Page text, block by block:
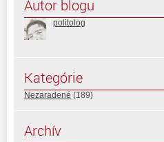
Autor blogu
politolog
Kategórie
Nezaradené (189)
Archív